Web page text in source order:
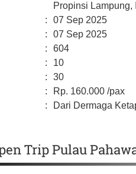
Propinsi Lampung,
:
07 Sep 2025
:
07 Sep 2025
:
604
:
10
:
30
: Rp. 160.000 /pax
: Dari Dermaga
Trip Pulau